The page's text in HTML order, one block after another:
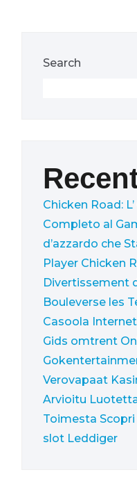
Search
Chicken Road:
Completo al
d’azzardo che
Player Chicken
Divertissement
Bouleverse les
Casoola
Gids omtrent
Verovapaat
Arvioitu
Toimesta
slot Leddiger